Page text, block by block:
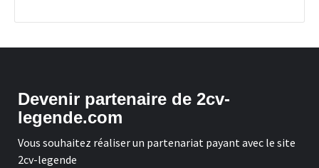
Devenir partenaire de 2cv-
legende.com
Vous souhaitez réaliser un partenariat payant avec le site
2cv-legende